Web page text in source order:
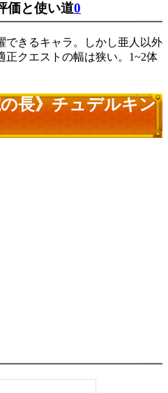
価と使い道0
できるキャラ。しかし亜人以外
正クエストの幅は狭い。1~2体
長》チュデルキン